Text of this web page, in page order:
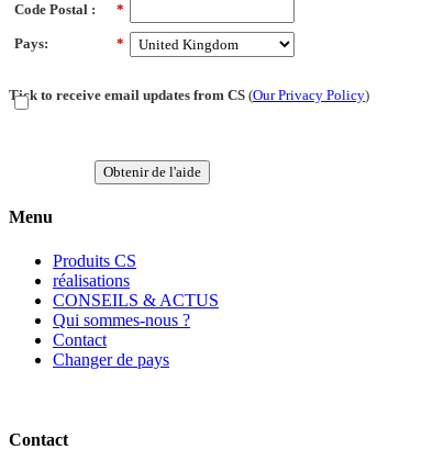
*
Code Postal :
*
Pays:
Tick to receive email updates from CS (Our Privacy Policy)
Obtenir de l'aide
Menu
Produits CS
réalisations
CONSEILS & ACTUS
Qui sommes-nous ?
Contact
Changer de pays
Contact